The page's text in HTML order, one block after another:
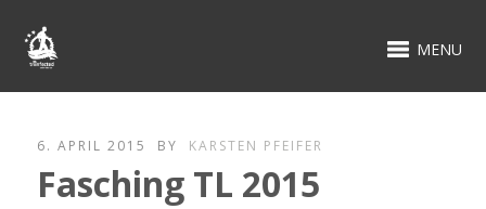
MENU
6. APRIL 2015 BY KARSTEN PFEIFER
Fasching TL 2015